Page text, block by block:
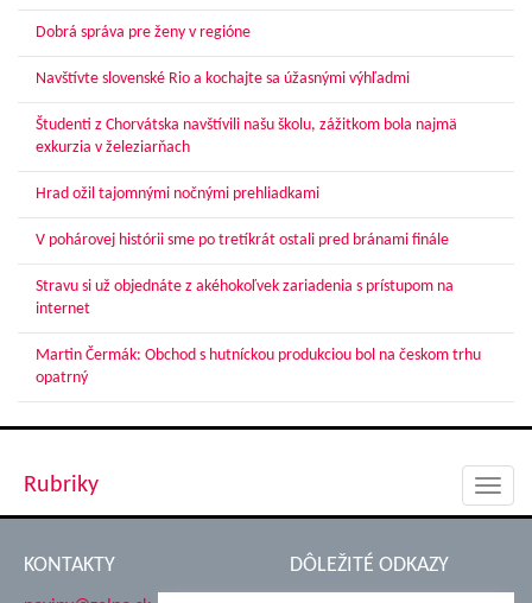
Dobrá správa pre ženy v regióne
Navštívte slovenské Rio a kochajte sa úžasnými výhľadmi
Študenti z Chorvátska navštívili našu školu, zážitkom bola najmä
exkurzia v železiarňach
Hrad ožil tajomnými nočnými prehliadkami
V pohárovej histórii sme po tretíkrát ostali pred bránami finále
Stravu si už objednáte z akéhokoľvek zariadenia s prístupom na
internet
Martin Čermák: Obchod s hutníckou produkciou bol na českom trhu
opatrný
Rubriky
KONTAKTY DÔLEŽITÉ ODKAZY